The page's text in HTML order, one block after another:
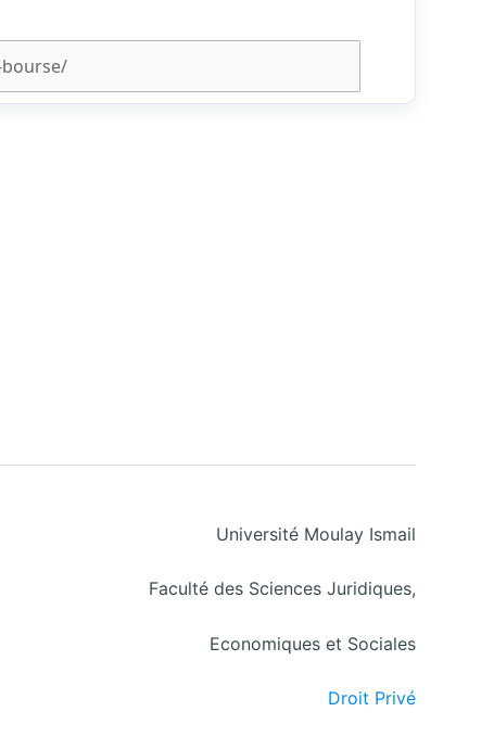
Université Moulay Ismail
Faculté des Sciences Juridiques,
Economiques et Sociales
Droit Privé